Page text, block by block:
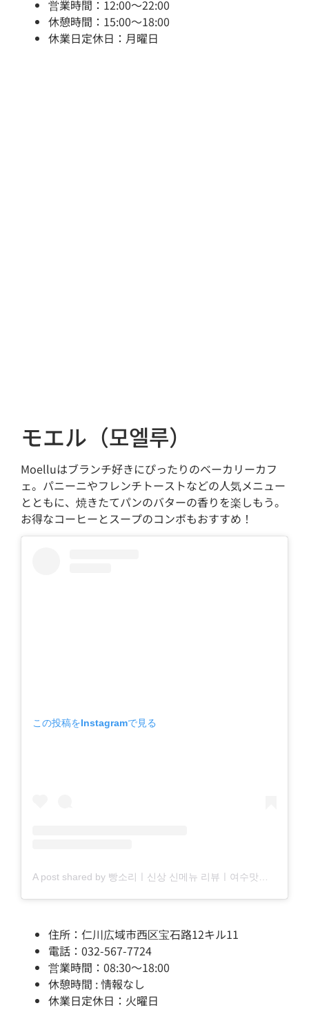
営業時間：12:00～22:00
休憩時間：15:00～18:00
休業日定休日：月曜日
モエル（모엘루）
Moelluはブランチ好きにぴったりのベーカリーカフ
ェ。パニーニやフレンチトーストなどの人気メニュー
とともに、焼きたてパンのバターの香りを楽しもう。
お得なコーヒーとスープのコンボもおすすめ！
この投稿をInstagramで見る
住所：仁川広域市西区宝石路12キル11
電話：032-567-7724
営業時間：08:30～18:00
休憩時間 : 情報なし
休業日定休日：火曜日